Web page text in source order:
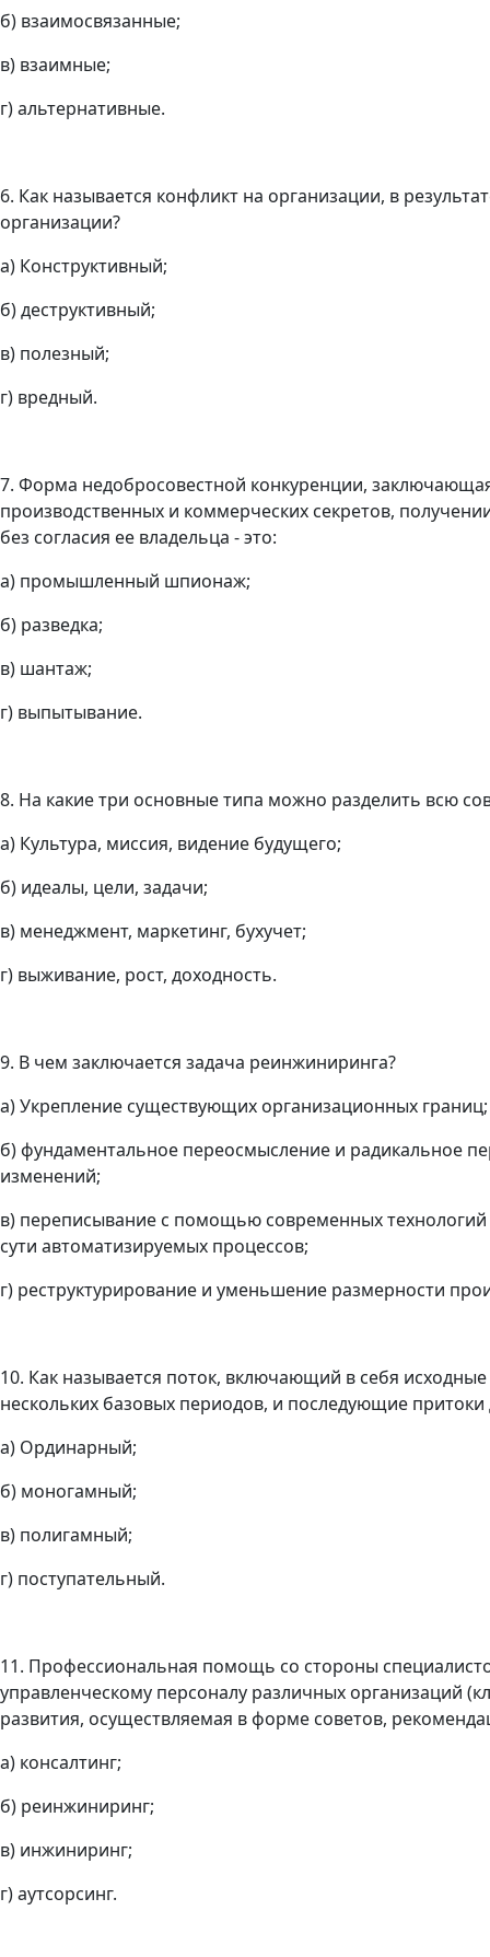
б) взаимосвязанные;
в) взаимные;
г) альтернативные.
6. Как называется конфликт на организации, в
организации?
а) Конструктивный;
б) деструктивный;
в) полезный;
г) вредный.
7. Форма недобросовестной конкуренции,
производственных и коммерческих секретов,
без согласия ее владельца - это:
а) промышленный шпионаж;
б) разведка;
в) шантаж;
г) выпытывание.
8. На какие три основные типа можно разделить всю
а) Культура, миссия, видение будущего;
б) идеалы, цели, задачи;
в) менеджмент, маркетинг, бухучет;
г) выживание, рост, доходность.
9. В чем заключается задача реинжиниринга?
а) Укрепление существующих организационных границ;
б) фундаментальное переосмысление и радикальное
изменений;
в) переписывание с помощью современных
сути автоматизируемых процессов;
г) реструктурирование и уменьшение размерности
10. Как называется поток, включающий в себя
нескольких базовых периодов, и последующие притоки
а) Ординарный;
б) моногамный;
в) полигамный;
г) поступательный.
11. Профессиональная помощь со стороны
управленческому персоналу различных организаций
развития, осуществляемая в форме советов,
а) консалтинг;
б) реинжиниринг;
в) инжиниринг;
г) аутсорсинг.